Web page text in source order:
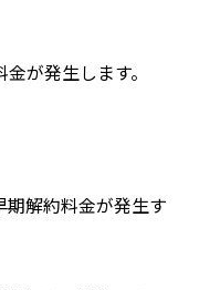
が発生します。
期解約料金が発生す